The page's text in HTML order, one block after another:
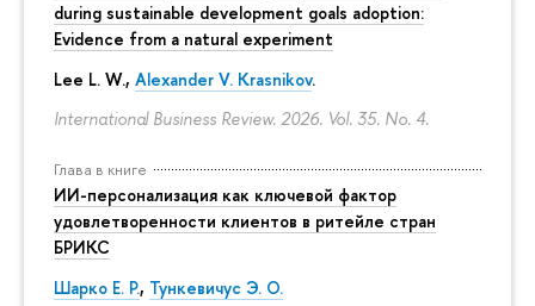
during sustainable development goals adoption:
Evidence from a natural experiment
Lee L. W., Alexander V. Krasnikov.
International Business Review. 2026. Vol. 35. No. 4.
Глава в книге
ИИ-персонализация как ключевой фактор
удовлетворенности клиентов в ритейле стран
БРИКС
Шарко Е. Р., Тункевичус Э. О.